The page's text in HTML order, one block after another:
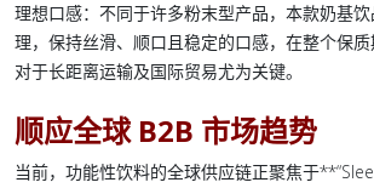
理想口感： 不同于许多粉末型产品，本款奶基饮
理，保持丝滑、顺口且稳定的口感，在整个保
对于长距离运输及国际贸易尤为关键。
顺应全球 B2B 市场趋势
当前，功能性饮料的全球供应链正聚焦于